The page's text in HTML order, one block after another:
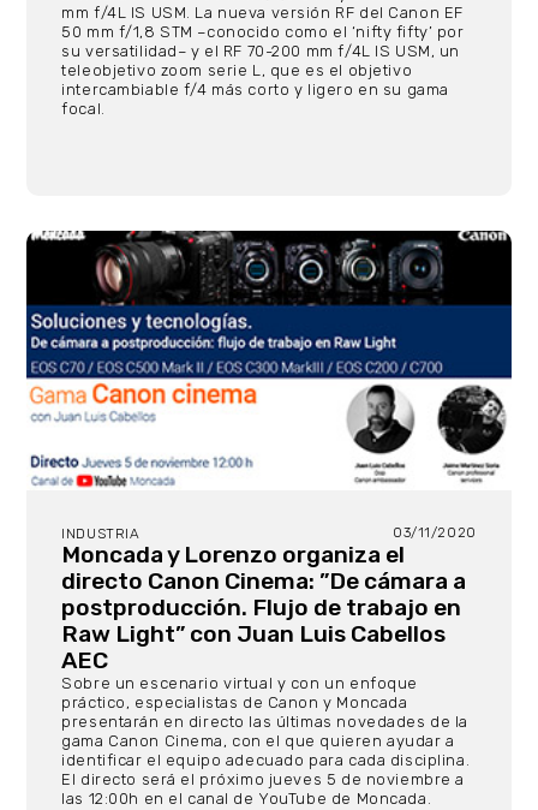
mm f/4L IS USM. La nueva versión RF del Canon EF
50 mm f/1,8 STM –conocido como el ‘nifty fifty’ por
su versatilidad– y el RF 70-200 mm f/4L IS USM, un
teleobjetivo zoom serie L, que es el objetivo
intercambiable f/4 más corto y ligero en su gama
focal.
INDUSTRIA 03/11/2020
Moncada y Lorenzo organiza el
directo Canon Cinema: ”De cámara a
postproducción. Flujo de trabajo en
Raw Light” con Juan Luis Cabellos
AEC
Sobre un escenario virtual y con un enfoque
práctico, especialistas de Canon y Moncada
presentarán en directo las últimas novedades de la
gama Canon Cinema, con el que quieren ayudar a
identificar el equipo adecuado para cada disciplina.
El directo será el próximo jueves 5 de noviembre a
las 12:00h en el canal de YouTube de Moncada.